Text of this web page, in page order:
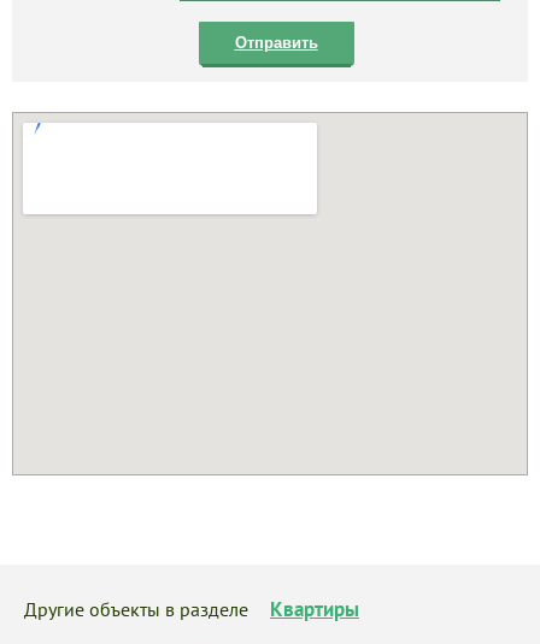
Отправить
Другие объекты в разделе Квартиры